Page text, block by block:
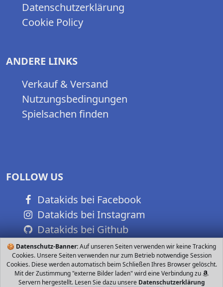
🍪 Datenschutz-Banner:Auf unseren Seiten verwenden wir keine Tracking
Cookies. Unsere Seiten verwenden nur zum Betrieb notwendige Session
Cookies. Diese werden automatisch beim Schließen Ihres Browser gelöscht.
Mit der Zustimmung "externe Bilder laden" wird eine Verbindung zu
Servern hergestellt. Lesen Sie dazu unsere Datenschutzerklärung
Datenschutzerklärung
Cookie Policy
ANDERE LINKS
Verkauf & Versand
Nutzungsbedingungen
Spielsachen finden
FOLLOW US
Datakids bei Facebook
Datakids bei Instagram
Datakids bei Github